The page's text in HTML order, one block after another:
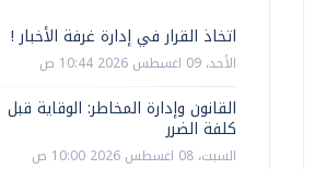
اتخاذ القرار في إدارة غرفة الأخبار !
الأحد، 09 اغسطس 2026 10:44 ص
القانون وإدارة المخاطر: الوقاية قبل
كلفة الضرر
السبت، 08 اغسطس 2026 10:00 ص